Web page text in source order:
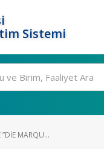
Sistemi
”DIE MARQU...